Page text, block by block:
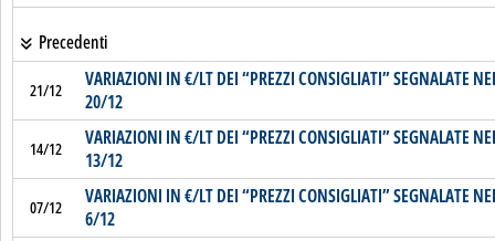
Precedenti
21/12
VARIAZIONI IN €/LT DEI “PREZZI CONSIGLIATI” SEGNALATE
20/12
14/12
VARIAZIONI IN €/LT DEI “PREZZI CONSIGLIATI” SEGNALATE
13/12
07/12
VARIAZIONI IN €/LT DEI “PREZZI CONSIGLIATI” SEGNALATE
6/12